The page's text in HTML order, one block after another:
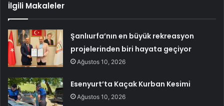
İlgili Makaleler
Şanlıurfa’nın en büyük rekreasyon
projelerinden biri hayata geçiyor
Ağustos 10, 2026
Esenyurt’ta Kaçak Kurban Kesimi
Ağustos 10, 2026